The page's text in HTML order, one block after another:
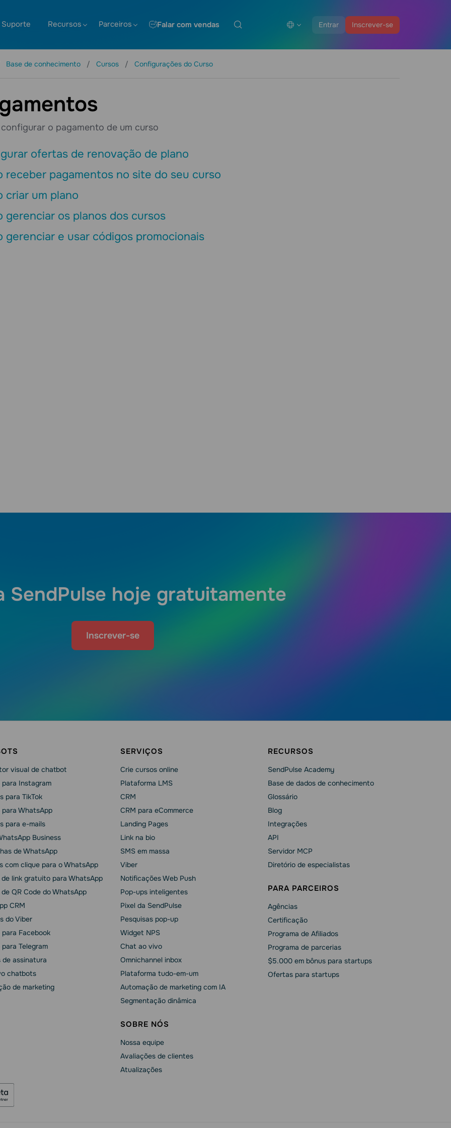
Entrar Inscrever-se
Suporte Recursos Parceiros Falar com vendas
Base de conhecimento Cursos Configurações do Curso
o pagamento de um curso
ofertas de renovação de plano
receber pagamentos no site do seu curso
criar um plano
gerenciar os planos dos cursos
gerenciar e usar códigos promocionais
SendPulse hoje gratuitamente
Inscrever-se
visual de chatbot
Instagram
para TikTok
WhatsApp
para e-mails
Business
de WhatsApp
com clique para o WhatsApp
de link gratuito para WhatsApp
QR Code do WhatsApp
CRM
do Viber
Facebook
Telegram
assinatura
chatbots
de marketing
SERVIÇOS
Crie cursos online
Plataforma LMS
CRM
CRM para eCommerce
Landing Pages
Link na bio
SMS em massa
Viber
Notificações Web Push
Pop-ups inteligentes
Pixel da SendPulse
Pesquisas pop-up
Widget NPS
Chat ao vivo
Omnichannel inbox
Plataforma tudo-em-um
Automação de marketing com IA
Segmentação dinâmica
SOBRE NÓS
Nossa equipe
Avaliações de clientes
Atualizações
RECURSOS
SendPulse Academy
Base de dados de conhecimento
Glossário
Blog
Integrações
API
Servidor MCP
Diretório de especialistas
PARA PARCEIROS
Agências
Сertificação
Programa de Afiliados
Programa de parcerias
$5.000 em bônus para startups
Ofertas para startups